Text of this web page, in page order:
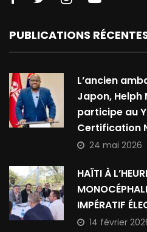
PUBLICATIONS
L’ancien
Japon, Helph
participe au
Certification
24 mai 2026
HAÏTI À
IMPÉRATIF
14 février